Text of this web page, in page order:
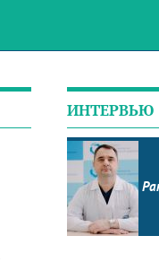
ИНТЕРВЬЮ